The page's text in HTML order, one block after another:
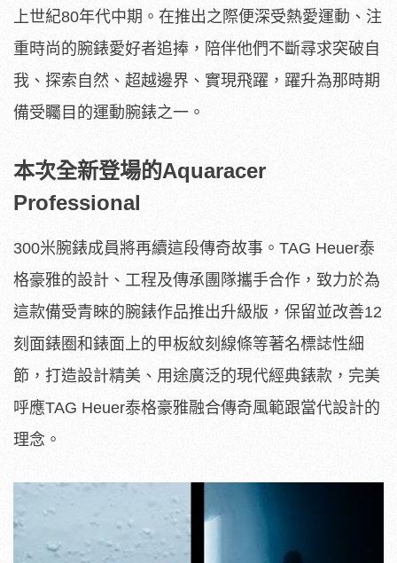
上世紀80年代中期。在推出之際便深受熱愛運動、注
重時尚的腕錶愛好者追捧，陪伴他們不斷尋求突破自
我、探索自然、超越邊界、實現飛躍，躍升為那時期
備受矚目的運動腕錶之一。
本次全新登場的Aquaracer
Professional
300米腕錶成員將再續這段傳奇故事。TAG Heuer泰
格豪雅的設計、工程及傳承團隊攜手合作，致力於為
這款備受青睞的腕錶作品推出升級版，保留並改善12
刻面錶圈和錶面上的甲板紋刻線條等著名標誌性細
節，打造設計精美、用途廣泛的現代經典錶款，完美
呼應TAG Heuer泰格豪雅融合傳奇風範跟當代設計的
理念。